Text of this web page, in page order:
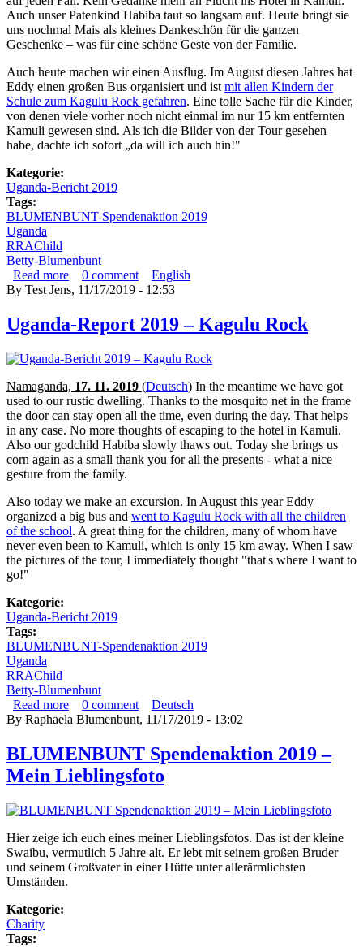
Auch unser Patenkind Habiba taut so langsam auf. Heute bringt sie
uns nochmal Mais als kleines Dankeschön für die ganzen
Geschenke – was für eine schöne Geste von der Familie.
Auch heute machen wir einen Ausflug. Im August diesen Jahres hat
Eddy einen großen Bus organisiert und ist mit allen Kindern der
Schule zum Kagulu Rock gefahren. Eine tolle Sache für die Kinder,
von denen viele vorher noch nicht einmal im nur 15 km entfernten
Kamuli gewesen sind. Als ich die Bilder von der Tour gesehen
habe, dachte ich sofort „da will ich auch hin!"
Kategorie:
Uganda-Bericht 2019
Tags:
BLUMENBUNT-Spendenaktion 2019
Uganda
RRAChild
Betty-Blumenbunt
Read more about Uganda-Bericht 2019 – Kagulu Rock
0 comment
English
By Test Jens, 11/17/2019 - 12:53
Uganda-Report 2019 – Kagulu Rock
Namaganda, 17. 11. 2019 (Deutsch) In the meantime we have got
used to our rustic dwelling. Thanks to the mosquito net in the frame
the door can stay open all the time, even during the day. That helps
in any case. No more thoughts of escaping to the hotel in Kamuli.
Also our godchild Habiba slowly thaws out. Today she brings us
corn again as a small thank you for all the presents - what a nice
gesture from the family.
Also today we make an excursion. In August this year Eddy
organized a big bus and went to Kagulu Rock with all the children
of the school. A great thing for the children, many of whom have
never even been to Kamuli, which is only 15 km away. When I saw
the pictures of the tour, I immediately thought "that's where I want to
go!"
Kategorie:
Uganda-Bericht 2019
Tags:
BLUMENBUNT-Spendenaktion 2019
Uganda
RRAChild
Betty-Blumenbunt
Read more about Uganda-Report 2019 – Kagulu Rock
0 comment
Deutsch
By Raphaela Blumenbunt, 11/17/2019 - 13:02
BLUMENBUNT Spendenaktion 2019 –
Mein Lieblingsfoto
Hier zeige ich euch eines meiner Lieblingsfotos. Das ist der kleine
Swaibu, vermutlich 5 Jahre alt. Er lebt mit seinem großen Bruder
und seinem Großvater in einer Hütte unter allerärmlichsten
Umständen.
Kategorie:
Charity
Tags: